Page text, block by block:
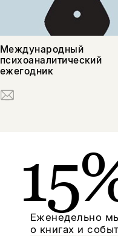
Международный
психоаналитический
ежегодник
Еженедельно
о книгах и